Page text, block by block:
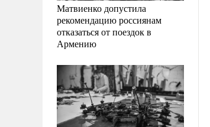
Матвиенко допустила
рекомендацию россиянам
отказаться от поездок в
Армению